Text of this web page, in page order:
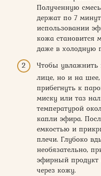
Полученную
держат по 7
использовании
кожа становится
даже в холодную
Чтобы увлажнить
лице, но и на
прибегнуть к
миску или таз
температурой
капли эфира.
емкостью и
плечи. Глубоко
необязательно,
эфирный продукт
через кожу.